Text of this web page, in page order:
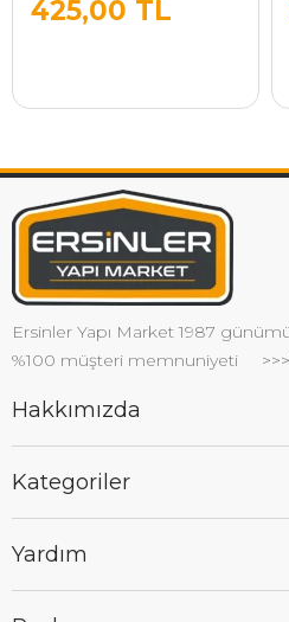
425,00 TL
Ersinler Yapı Market 1987
%100 müşteri memnuniyeti
Hakkımızda
Kategoriler
Yardım